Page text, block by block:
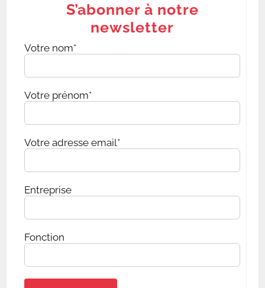
S’abonner à notre
newsletter
Votre nom*
Votre prénom*
Votre adresse email*
Entreprise
Fonction